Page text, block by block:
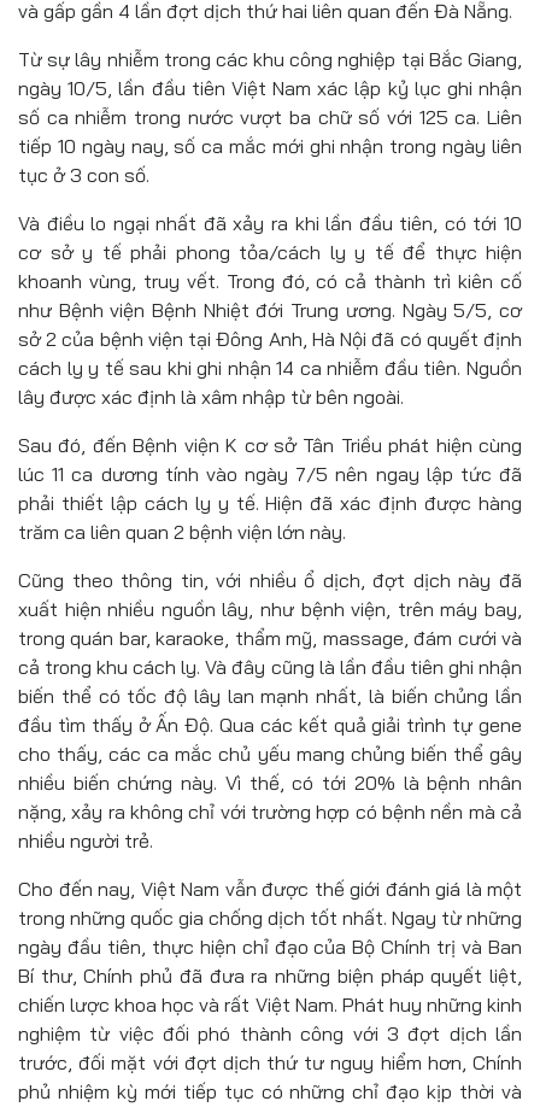
và gấp gần 4 lần đợt dịch thứ hai liên quan đến Đà Nẵng.
Từ sự lây nhiễm trong các khu công nghiệp tại Bắc Giang,
ngày 10/5, lần đầu tiên Việt Nam xác lập kỷ lục ghi nhận
số ca nhiễm trong nước vượt ba chữ số với 125 ca. Liên
tiếp 10 ngày nay, số ca mắc mới ghi nhận trong ngày liên
tục ở 3 con số.
Và điều lo ngại nhất đã xảy ra khi lần đầu tiên, có tới 10
cơ sở y tế phải phong tỏa/cách ly y tế để thực hiện
khoanh vùng, truy vết. Trong đó, có cả thành trì kiên cố
như Bệnh viện Bệnh Nhiệt đới Trung ương. Ngày 5/5, cơ
sở 2 của bệnh viện tại Đông Anh, Hà Nội đã có quyết định
cách ly y tế sau khi ghi nhận 14 ca nhiễm đầu tiên. Nguồn
lây được xác định là xâm nhập từ bên ngoài.
Sau đó, đến Bệnh viện K cơ sở Tân Triều phát hiện cùng
lúc 11 ca dương tính vào ngày 7/5 nên ngay lập tức đã
phải thiết lập cách ly y tế. Hiện đã xác định được hàng
trăm ca liên quan 2 bệnh viện lớn này.
Cũng theo thông tin, với nhiều ổ dịch, đợt dịch này đã
xuất hiện nhiều nguồn lây, như bệnh viện, trên máy bay,
trong quán bar, karaoke, thẩm mỹ, massage, đám cưới và
cả trong khu cách ly. Và đây cũng là lần đầu tiên ghi nhận
biến thể có tốc độ lây lan mạnh nhất, là biến chủng lần
đầu tìm thấy ở Ấn Độ. Qua các kết quả giải trình tự gene
cho thấy, các ca mắc chủ yếu mang chủng biến thể gây
nhiều biến chứng này. Vì thế, có tới 20% là bệnh nhân
nặng, xảy ra không chỉ với trường hợp có bệnh nền mà cả
nhiều người trẻ.
Cho đến nay, Việt Nam vẫn được thế giới đánh giá là một
trong những quốc gia chống dịch tốt nhất. Ngay từ những
ngày đầu tiên, thực hiện chỉ đạo của Bộ Chính trị và Ban
Bí thư, Chính phủ đã đưa ra những biện pháp quyết liệt,
chiến lược khoa học và rất Việt Nam. Phát huy những kinh
nghiệm từ việc đối phó thành công với 3 đợt dịch lần
trước, đối mặt với đợt dịch thứ tư nguy hiểm hơn, Chính
phủ nhiệm kỳ mới tiếp tục có những chỉ đạo kịp thời và